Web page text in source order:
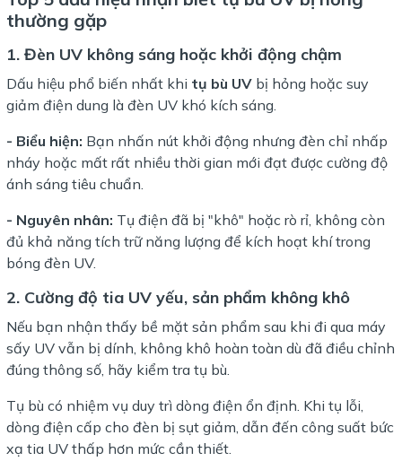
thường gặp
1. Đèn UV không sáng hoặc khởi động chậm
Dấu hiệu phổ biến nhất khi tụ bù UV bị hỏng hoặc suy
giảm điện dung là đèn UV khó kích sáng.
- Biểu hiện: Bạn nhấn nút khởi động nhưng đèn chỉ nhấp
nháy hoặc mất rất nhiều thời gian mới đạt được cường độ
ánh sáng tiêu chuẩn.
- Nguyên nhân: Tụ điện đã bị "khô" hoặc rò rỉ, không còn
đủ khả năng tích trữ năng lượng để kích hoạt khí trong
bóng đèn UV.
2. Cường độ tia UV yếu, sản phẩm không khô
Nếu bạn nhận thấy bề mặt sản phẩm sau khi đi qua máy
sấy UV vẫn bị dính, không khô hoàn toàn dù đã điều chỉnh
đúng thông số, hãy kiểm tra tụ bù.
Tụ bù có nhiệm vụ duy trì dòng điện ổn định. Khi tụ lỗi,
dòng điện cấp cho đèn bị sụt giảm, dẫn đến công suất bức
xạ tia UV thấp hơn mức cần thiết.